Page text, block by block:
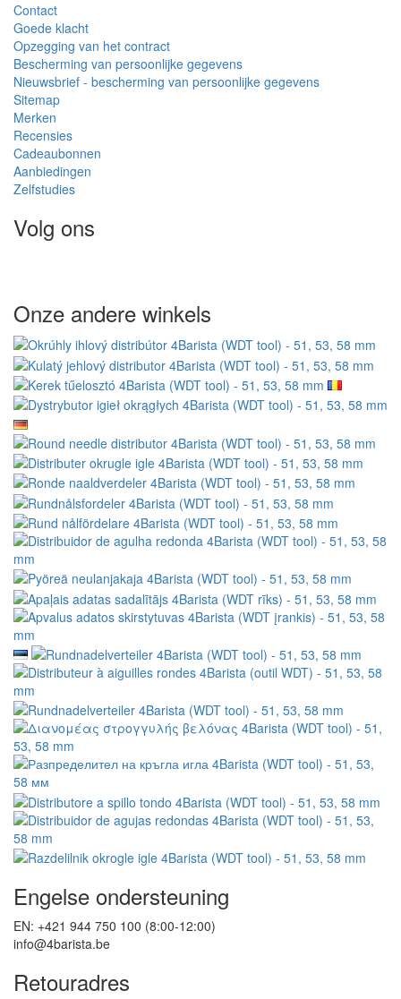
Contact
Goede klacht
Opzegging van het contract
Bescherming van persoonlijke gegevens
Nieuwsbrief - bescherming van persoonlijke gegevens
Sitemap
Merken
Recensies
Cadeaubonnen
Aanbiedingen
Zelfstudies
Volg ons
Onze andere winkels
Engelse ondersteuning
EN: +421 944 750 100 (8:00-12:00)
info@4barista.be
Retouradres